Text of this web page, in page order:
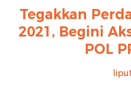
Tegakkan
2021, Begini
POL